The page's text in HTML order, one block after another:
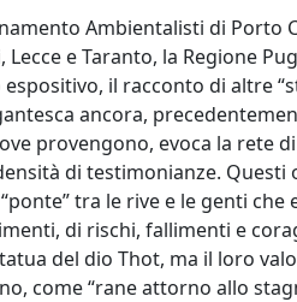
Ambientalisti di Porto
e Taranto, la Regione
il racconto di altre
ancora,
provengono, evoca la rete
di testimonianze. Questi
tra le rive e le genti che
di rischi, fallimenti e
del dio Thot, ma il loro
come “rane attorno allo